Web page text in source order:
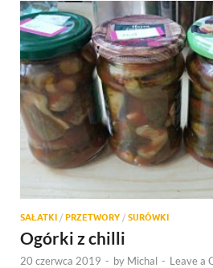
SAŁATKI / PRZETWORY / SURÓWKI
Ogórki z chilli
20 czerwca 2019 - by Michal - Leave a